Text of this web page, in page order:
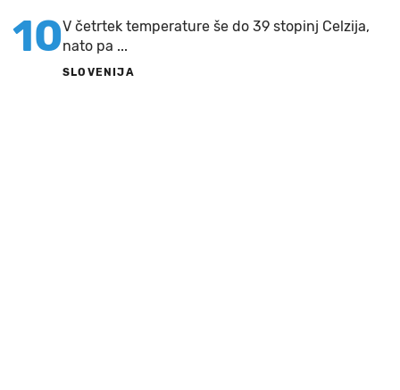
10V četrtek temperature še do 39 stopinj Celzija,
nato pa ...
SLOVENIJA